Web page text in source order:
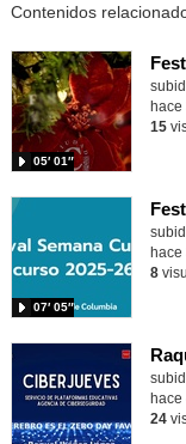
Contenidos
05′ 01″
15
07′ 05″
8
24